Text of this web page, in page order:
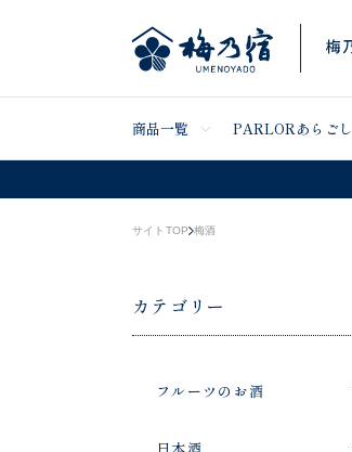
商品一覧 PARLORあらごし
サイトTOP 梅酒
カテゴリー
フルーツのお酒